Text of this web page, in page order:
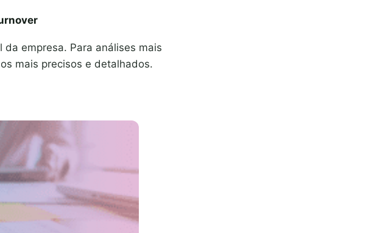
empresa. Para análises mais
mais precisos e detalhados.